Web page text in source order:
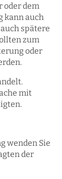
oder dem
kann auch
spätere
zum
oder
mit
wenden Sie
der